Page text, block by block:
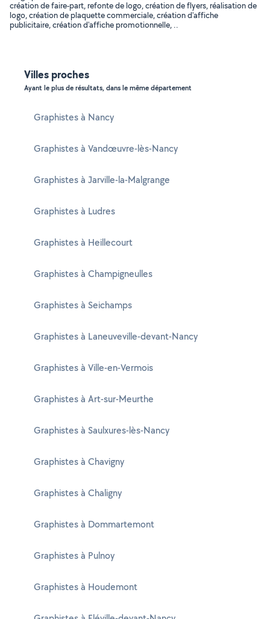
création de faire-part, refonte de logo, création de flyers, réalisation de
logo, création de plaquette commerciale, création d'affiche
publicitaire, création d'affiche promotionnelle, ..
Villes proches
Ayant le plus de résultats, dans le même département
Graphistes à Nancy
Graphistes à Vandœuvre-lès-Nancy
Graphistes à Jarville-la-Malgrange
Graphistes à Ludres
Graphistes à Heillecourt
Graphistes à Champigneulles
Graphistes à Seichamps
Graphistes à Laneuveville-devant-Nancy
Graphistes à Ville-en-Vermois
Graphistes à Art-sur-Meurthe
Graphistes à Saulxures-lès-Nancy
Graphistes à Chavigny
Graphistes à Chaligny
Graphistes à Dommartemont
Graphistes à Pulnoy
Graphistes à Houdemont